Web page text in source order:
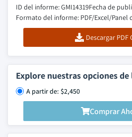
ID del informe: GMI14319Fecha de
Formato del informe: PDF/Excel/
Descargar PDF
Explore nuestras opciones de
A partir de: $2,450
Comprar